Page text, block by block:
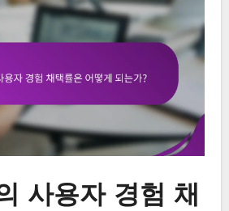
사용자 경험 채